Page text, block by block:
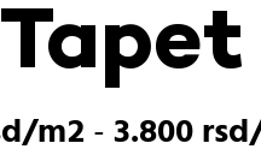
-3.800rsd